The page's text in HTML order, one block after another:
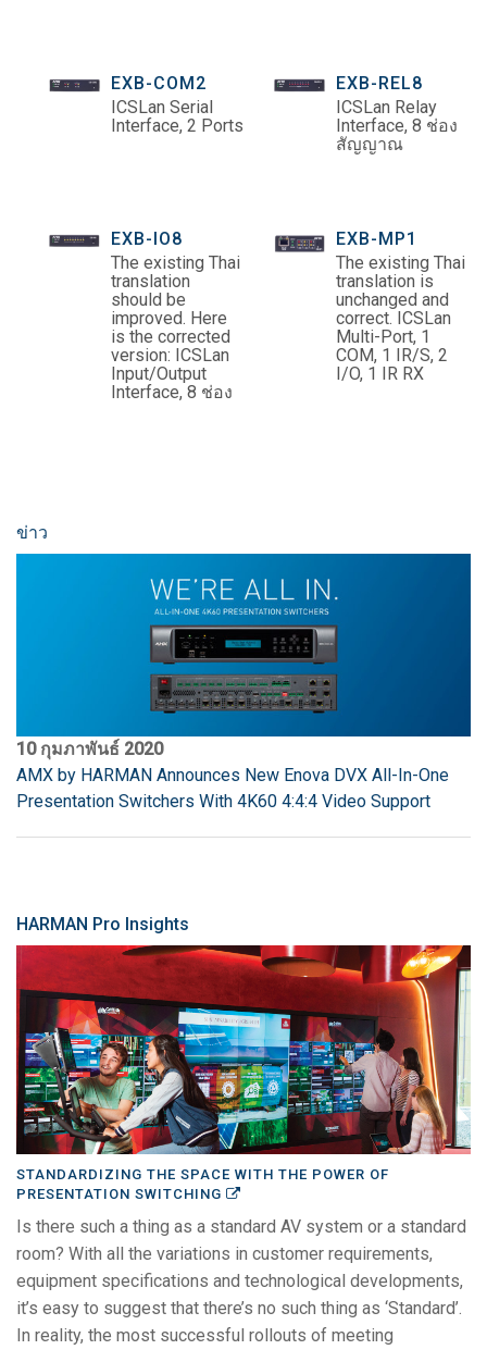
EXB-COM2
ICSLan Serial
Interface, 2 Ports
EXB-REL8
ICSLan Relay
Interface, 8 ช่อง
สัญญาณ
EXB-IO8
The existing Thai
translation
should be
improved. Here
is the corrected
version: ICSLan
Input/Output
Interface, 8 ช่อง
EXB-MP1
The existing Thai
translation is
unchanged and
correct. ICSLan
Multi-Port, 1
COM, 1 IR/S, 2
I/O, 1 IR RX
ข่าว
10 กุมภาพันธ์ 2020
AMX by HARMAN Announces New Enova DVX All-In-One
Presentation Switchers With 4K60 4:4:4 Video Support
HARMAN Pro Insights
STANDARDIZING THE SPACE WITH THE POWER OF
PRESENTATION SWITCHING
Is there such a thing as a standard AV system or a standard
room? With all the variations in customer requirements,
equipment specifications and technological developments,
it’s easy to suggest that there’s no such thing as ‘Standard’.
In reality, the most successful rollouts of meeting